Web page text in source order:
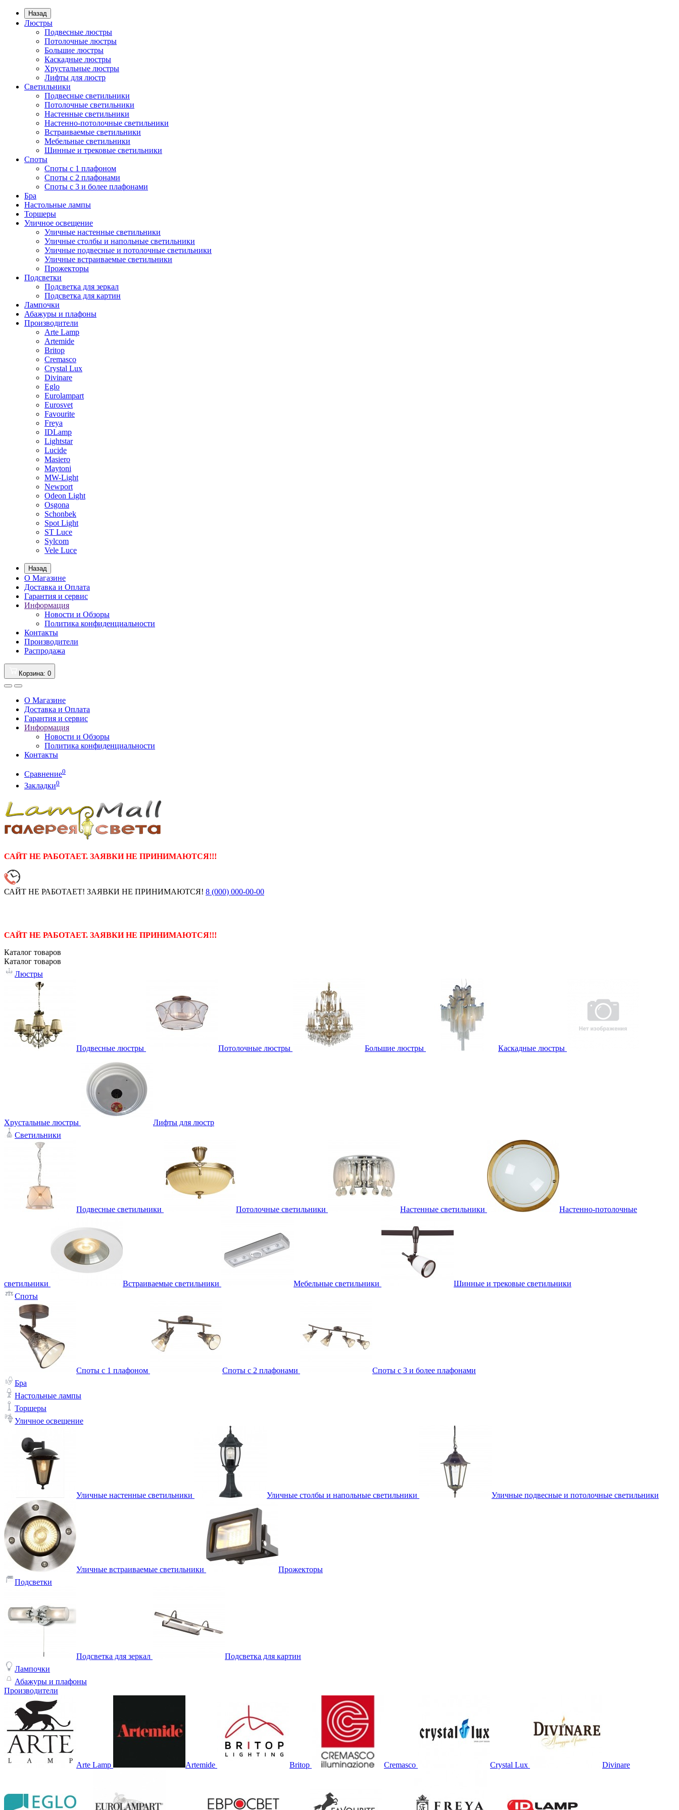
Назад
Люстры
Подвесные люстры
Потолочные люстры
Большие люстры
Каскадные люстры
Хрустальные люстры
Лифты для люстр
Светильники
Подвесные светильники
Потолочные светильники
Настенные светильники
Настенно-потолочные светильники
Встраиваемые светильники
Мебельные светильники
Шинные и трековые светильники
Споты
Споты с 1 плафоном
Споты с 2 плафонами
Споты с 3 и более плафонами
Бра
Настольные лампы
Торшеры
Уличное освещение
Уличные настенные светильники
Уличные столбы и напольные светильники
Уличные подвесные и потолочные светильники
Уличные встраиваемые светильники
Прожекторы
Подсветки
Подсветка для зеркал
Подсветка для картин
Лампочки
Абажуры и плафоны
Производители
Arte Lamp
Artemide
Britop
Cremasco
Crystal Lux
Divinare
Eglo
Eurolampart
Eurosvet
Favourite
Freya
IDLamp
Lightstar
Lucide
Masiero
Maytoni
MW-Light
Newport
Odeon Light
Osgona
Schonbek
Spot Light
ST Luce
Sylcom
Vele Luce
Назад
О Магазине
Доставка и Оплата
Гарантия и сервис
Информация
Новости и Обзоры
Политика конфиденциальности
Контакты
Производители
Распродажа
Корзина: 0
О Магазине
Доставка и Оплата
Гарантия и сервис
Информация
Новости и Обзоры
Политика конфиденциальности
Контакты
Сравнение0
Закладки0
САЙТ НЕ РАБОТАЕТ. ЗАЯВКИ НЕ ПРИНИМАЮТСЯ!!!
САЙТ НЕ РАБОТАЕТ! ЗАЯВКИ НЕ ПРИНИМАЮТСЯ! 8 (000) 000-00-00
САЙТ НЕ РАБОТАЕТ. ЗАЯВКИ НЕ ПРИНИМАЮТСЯ!!!
Каталог товаров
Каталог товаров
Люстры
Подвесные люстры Потолочные люстры Большие люстры Каскадные люстры
Хрустальные люстры
Лифты для люстр
Светильники
Подвесные светильники Потолочные светильники Настенные светильники Настенно-потолочные
светильники Встраиваемые светильники Мебельные светильники
Шинные и трековые светильники
Споты
Споты с 1 плафоном Споты с 2 плафонами
Споты с 3 и более плафонами
Бра
Настольные лампы
Торшеры
Уличное освещение
Уличные настенные светильники Уличные столбы и напольные светильники Уличные подвесные и потолочные светильники
Уличные встраиваемые светильники
Прожекторы
Подсветки
Подсветка для зеркал
Подсветка для картин
Лампочки
Абажуры и плафоны
Производители
Arte Lamp Artemide Britop Cremasco Crystal Lux Divinare